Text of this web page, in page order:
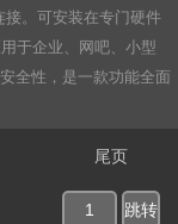
。可安装在专门硬件
于企业、网吧、小型
全性，是一款功能全面
尾页